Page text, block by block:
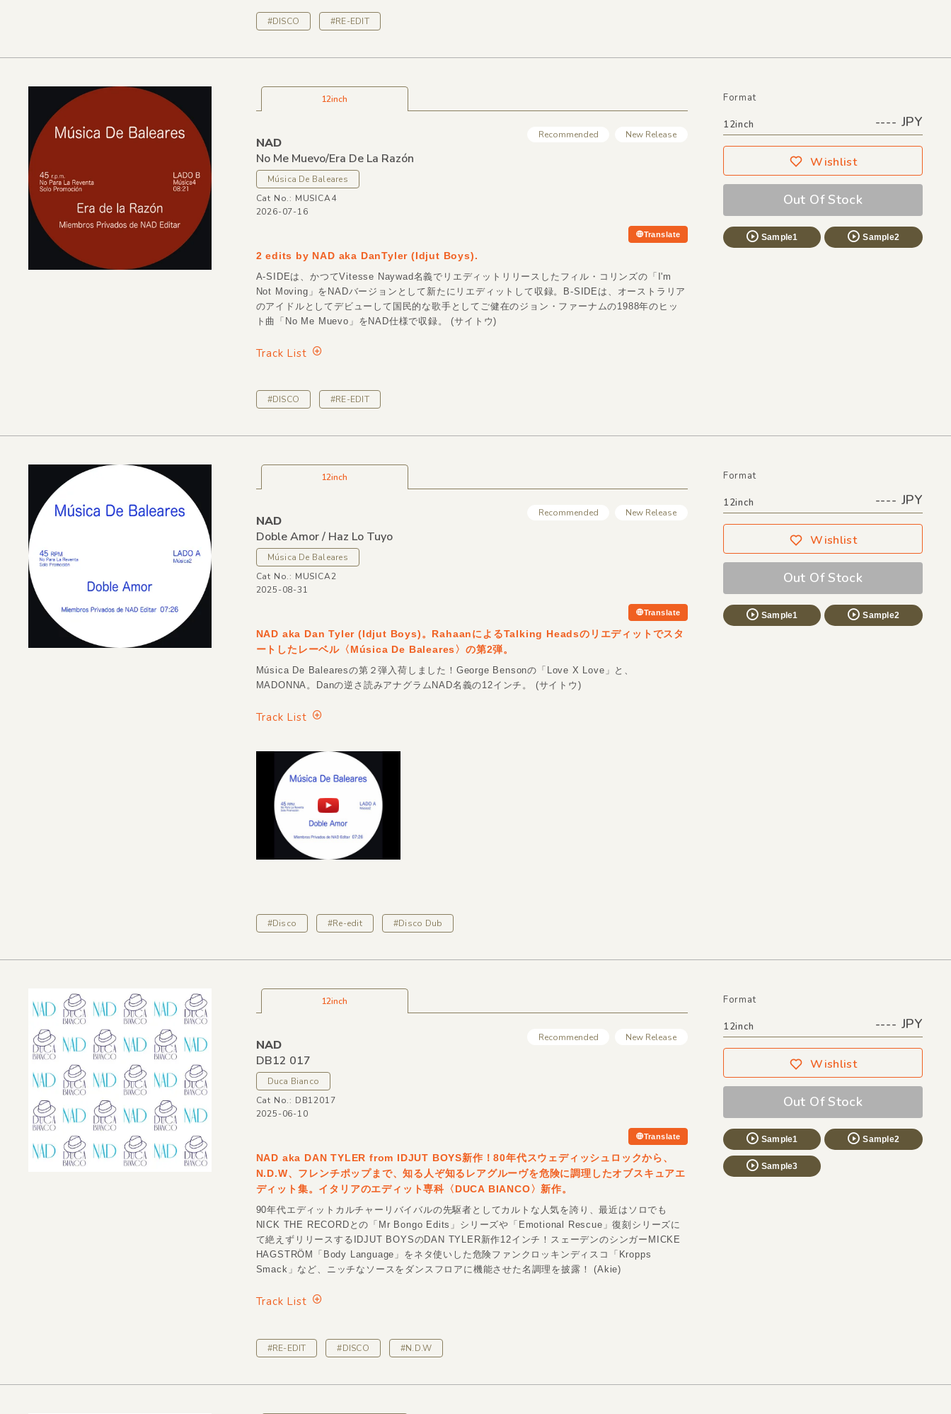
#DISCO #RE-EDIT
12inch
Recommended New Release
NAD
No Me Muevo/Era De La Razón
Música De Baleares
Cat No.: MUSICA4
2026-07-16
Translate
Format
12inch ---- JPY
Wishlist
Out Of Stock
Sample1 Sample2
2 edits by NAD aka DanTyler (Idjut Boys).
A-SIDEは、かつてVitesse Naywad名義でリエディットリリースしたフィル・コリンズの「I'm
Not Moving」をNADバージョンとして新たにリエディットして収録。B-SIDEは、オーストラリア
のアイドルとしてデビューして国民的な歌手としてご健在のジョン・ファーナムの1988年のヒッ
ト曲「No Me Muevo」をNAD仕様で収録。 (サイトウ)
Track List
#DISCO #RE-EDIT
12inch
Recommended New Release
NAD
Doble Amor /Haz Lo Tuyo
Música De Baleares
Cat No.: MUSICA2
2025-08-31
Translate
Format
12inch ---- JPY
Wishlist
Out Of Stock
Sample1 Sample2
NAD aka Dan Tyler (Idjut Boys)。RahaanによるTalking Headsのリエディットでスタ
ートしたレーベル〈Música De Baleares〉の第2弾。
Música De Balearesの第２弾入荷しました！George Bensonの「Love X Love」と、
MADONNA。Danの逆さ読みアナグラムNAD名義の12インチ。 (サイトウ)
Track List
#Disco #Re-edit #Disco Dub
12inch
Recommended New Release
NAD
DB12 017
Duca Bianco
Cat No.: DB12017
2025-06-10
Translate
Format
12inch ---- JPY
Wishlist
Out Of Stock
Sample1 Sample2
Sample3
NAD aka DAN TYLER from IDJUT BOYS新作！80年代スウェディッシュロックから、
N.D.W、フレンチポップまで、知る人ぞ知るレアグルーヴを危険に調理したオブスキュアエ
ディット集。イタリアのエディット専科〈DUCA BIANCO〉新作。
90年代エディットカルチャーリバイバルの先駆者としてカルトな人気を誇り、最近はソロでも
NICK THE RECORDとの「Mr Bongo Edits」シリーズや「Emotional Rescue」復刻シリーズに
て絶えずリリースするIDJUT BOYSのDAN TYLER新作12インチ！スェーデンのシンガーMICKE
HAGSTRÖM「Body Language」をネタ使いした危険ファンクロッキンディスコ「Kropps
Smack」など、ニッチなソースをダンスフロアに機能させた名調理を披露！ (Akie)
Track List
#RE-EDIT #DISCO #N.D.W